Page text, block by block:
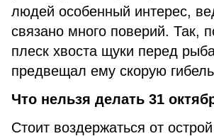
людей особенный интерес,
связано много поверий. Так,
плеск хвоста щуки перед
предвещал ему скорую
Что нельзя делать 31
Стоит воздержаться от